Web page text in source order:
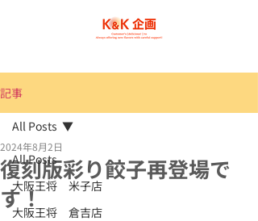
記事
All Posts
大阪王将 米子店
大阪王将 倉吉店
All Posts
復刻版彩り餃子再登場で
す！
2024年8月2日